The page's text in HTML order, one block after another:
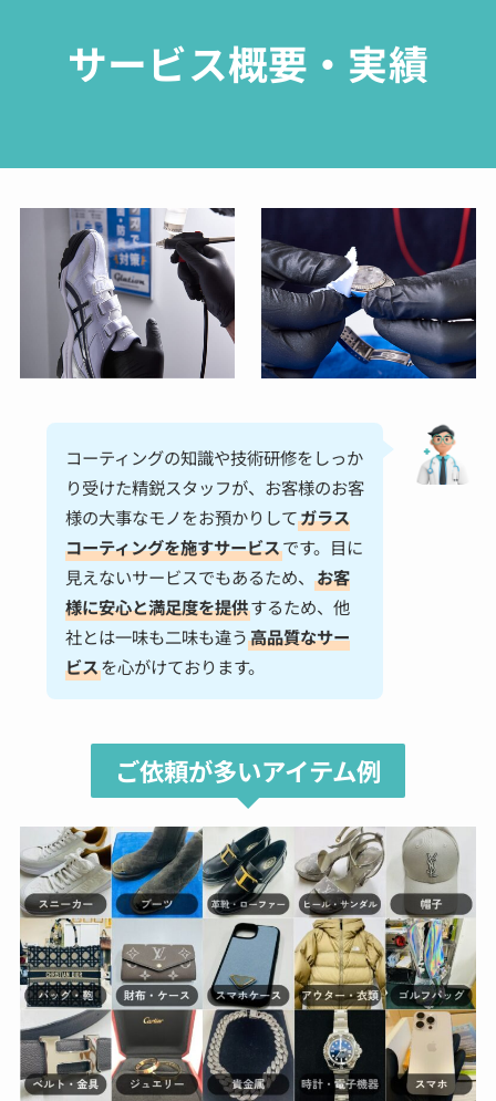
サービス概要・実績
コーティングの知識や技術研修をしっか
り受けた精鋭スタッフが、お客様のお客
様の大事なモノをお預かりしてガラス
コーティングを施すサービスです。目に
見えないサービスでもあるため、 お客
様に安心と満足度を提供するため、他
社とは一味も二味も違う高品質なサー
ビスを心がけております。
ご依頼が多いアイテム例